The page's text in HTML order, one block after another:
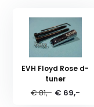
EVH Floyd Rose d-
tuner
€ 81,- € 69,-